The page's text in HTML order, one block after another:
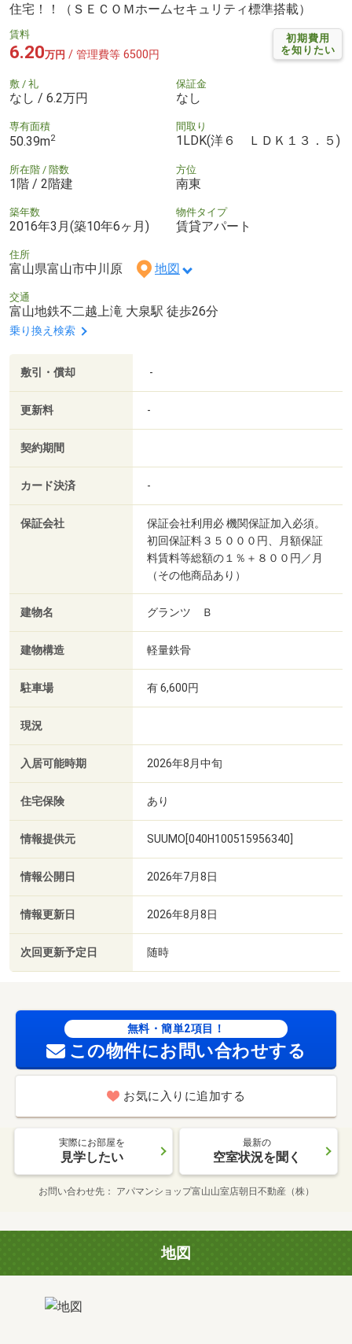
住宅！！（ＳＥＣＯＭホームセキュリティ標準搭載）
初期費用
を知りたい
賃料
6.20万円 / 管理費等 6500円
敷 / 礼
なし / 6.2万円
保証金
なし
専有面積
50.39m2
間取り
1LDK(洋６ ＬＤＫ１３．５)
所在階 / 階数
1階 / 2階建
方位
南東
築年数
2016年3月(築10年6ヶ月)
物件タイプ
賃貸アパート
住所
富山県富山市中川原 地図
交通
富山地鉄不二越上滝 大泉駅 徒歩26分
乗り換え検索
敷引・償却 -
更新料 -
契約期間
カード決済 -
保証会社
保証会社利用必 機関保証加入必須。
初回保証料３５０００円、月額保証
料賃料等総額の１％＋８００円／月
（その他商品あり）
建物名 グランツ Ｂ
建物構造 軽量鉄骨
駐車場 有 6,600円
現況
入居可能時期 2026年8月中旬
住宅保険 あり
情報提供元 SUUMO[040H100515956340]
情報公開日 2026年7月8日
情報更新日 2026年8月8日
次回更新予定日 随時
無料・簡単2項目！
この物件にお問い合わせする
お気に入りに追加する
実際にお部屋を
見学したい
最新の
空室状況を聞く
お問い合わせ先 アパマンショップ富山山室店朝日不動産（株）
地図